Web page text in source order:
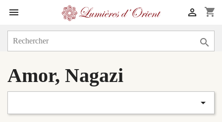
 shopping_cart


Amor, Nagazi
